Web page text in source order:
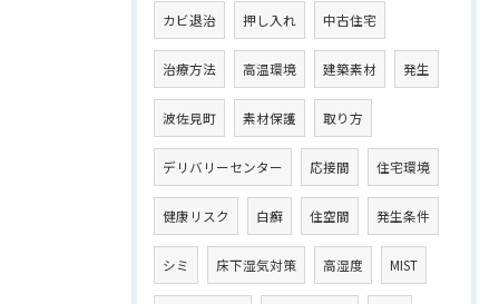
カビ退治 押し入れ 中古住宅
治療方法 高温環境 建築素材 発生
波佐見町 素材保護 取り方
デリバリーセンター 応接間 住宅環境
健康リスク 白癬 住空間 発生条件
シミ 床下湿気対策 高湿度 MIST